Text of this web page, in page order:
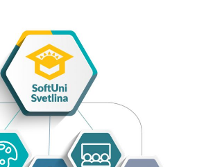
PRESENTATIONS
RSS FEED